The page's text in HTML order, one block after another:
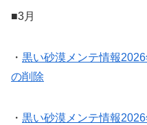
■3月
・ 黒い砂漠メンテ情報
の削除
・ 黒い砂漠メンテ情報